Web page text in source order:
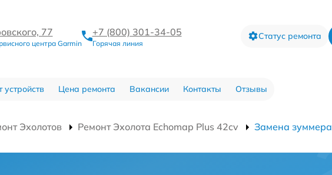
77
центра Garmin
+7 (800) 301-34-05
Горячая линия
Статус ремонта
устройств Цена ремонта Вакансии Контакты Отзывы
Эхолотов Ремонт Эхолота Echomap Plus 42cv Замена зуммера